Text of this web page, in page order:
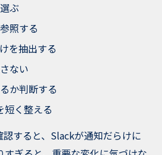
ぶ
照する
を抽出する
ない
か判断する
短く整える
すると、Slackが通知だらけに